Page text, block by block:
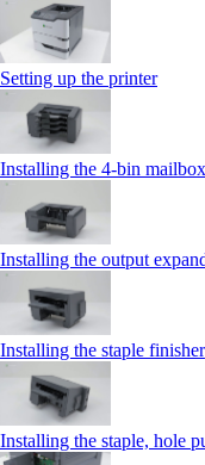
Setting up the printer
Installing the 4‑bin mailbox
Installing the output
Installing the staple finisher
Installing the staple, hole